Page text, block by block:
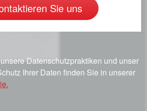
Sie uns
Datenschutzpraktiken und unser
Ihrer Daten finden Sie in unserer